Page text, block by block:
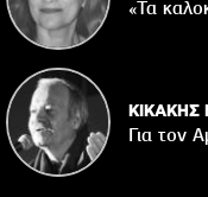
«Τα
ΚΙΚΑΚΗΣ
Για τον